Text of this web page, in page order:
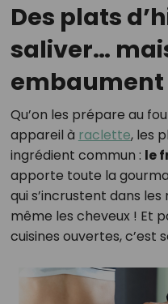
Des plats
saliver…
embaument
Qu’on les prépare au
appareil à raclette, les
ingrédient commun : le
apporte toute la
qui s’incrustent dans les
même les cheveux ! Et
cuisines ouvertes, c’est